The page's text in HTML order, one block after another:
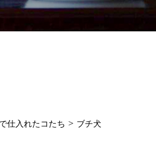
仕入れたコたち > ブチ犬